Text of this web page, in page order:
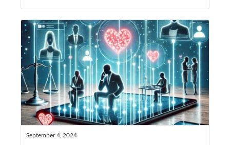
September 4, 2024